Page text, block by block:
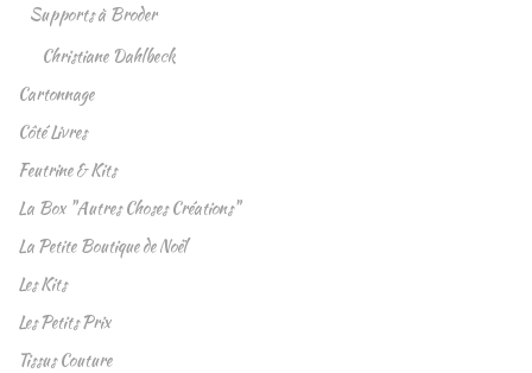
Supports à Broder
Christiane Dahlbeck
Cartonnage
Côté Livres
Feutrine & Kits
La Box "Autres Choses Créations"
La Petite Boutique de Noël
Les Kits
Les Petits Prix
Tissus Couture